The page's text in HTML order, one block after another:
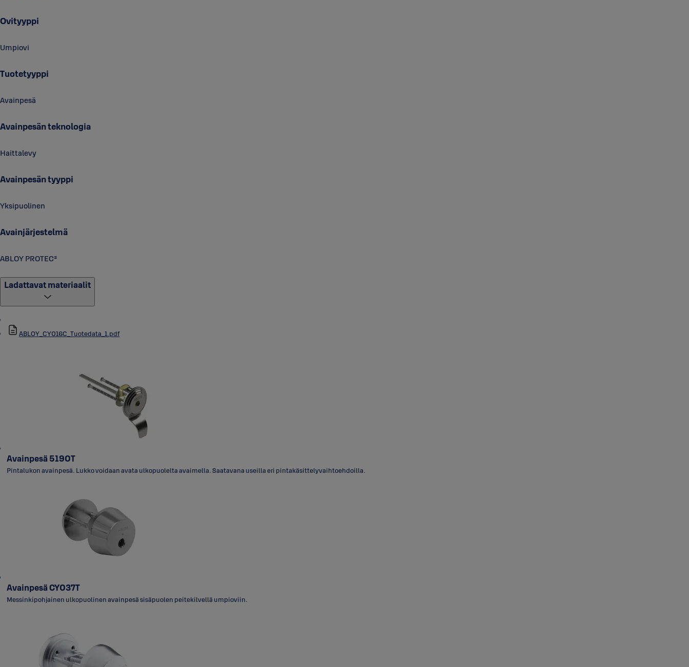
Ovityyppi
Umpiovi
Tuotetyyppi
Avainpesä
Avainpesän teknologia
Haittalevy
Avainpesän tyyppi
Yksipuolinen
Avainjärjestelmä
ABLOY PROTEC²
Ladattavat materiaalit
ABLOY_CY016C_Tuotedata_1.pdf
Avainpesä 5190T
Pintalukon avainpesä. Lukko voidaan avata ulkopuolelta avaimella. Saatavana useilla eri pintakäsittelyvaihtoehdoilla.
Avainpesä CY037T
Messinkipohjainen ulkopuolinen avainpesä sisäpuolen peitekilvellä umpioviin.